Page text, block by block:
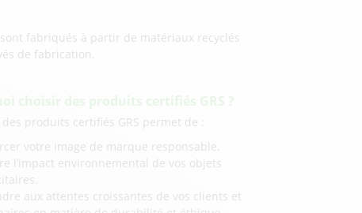
fabriqués à partir de matériaux recyclés
de fabrication.
produits certifiés GRS permet de :
votre image de marque responsable.
l’impact environnemental de vos objets
aux attentes croissantes de vos clients et